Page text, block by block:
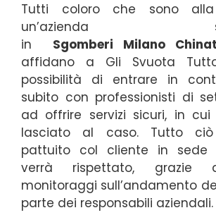
Tutti coloro che sono
un’azienda
in Sgomberi Milano
affidano a Gli Svuota
possibilità di entrare in
subito con professionisti di
ad offrire servizi sicuri, in
lasciato al caso. Tutto
pattuito col cliente in sede
verrà rispettato, grazie
monitoraggi sull’andamento
parte dei responsabili aziendali.